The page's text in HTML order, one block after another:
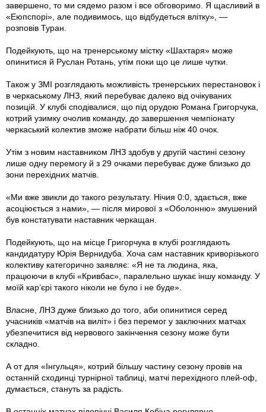
завершено, то ми сядемо разом і все обговоримо. Я щасливий в
«Еюпспорі», але подивимось, що відбудеться влітку», —
розповів Туран.
Подейкують, що на тренерському містку «Шахтаря» може
опинитися й Руслан Ротань, утім поки що це лише чутки.
Також у ЗМІ розглядають можливість тренерських перестановок і
в черкаському ЛНЗ, який перебуває далеко від очікуваних
позицій. У клубі сподівалися, що під орудою Романа Григорчука,
котрий узимку очолив команду, до завершення чемпіонату
черкаський колектив зможе набрати більш ніж 40 очок.
Утім з новим наставником ЛНЗ здобув у другій частині сезону
лише одну перемогу й з 29 очками перебуває дуже близько до
зони перехідних матчів.
«Ми вже звикли до такого результату. Нічия 0:0, здається, вже
асоціюється з нами», — після мирової з «Оболонню» змушений
був констатувати наставник черкащан.
Подейкують, що на місце Григорчука в клубі розглядають
кандидатуру Юрія Вернидуба. Хоча сам наставник криворізького
колективу категорично заявляє: «Я не та людина, яка,
працюючи в клубі «Кривбас», паралельно шукає іншу команду. У
моїй кар’єрі такого ніколи не було і не буде».
Власне, ЛНЗ дуже близько до того, аби опинитися серед
учасників «матчів на виліт» і без перемог у заключних матчах
убезпечитися від нервового закінчення сезону може бути
складно.
А от для «Інгульця», котрий більшу частину сезону провів на
останній сходинці турнірної таблиці, матчі перехідного плей-оф,
думається, стануть за радість.